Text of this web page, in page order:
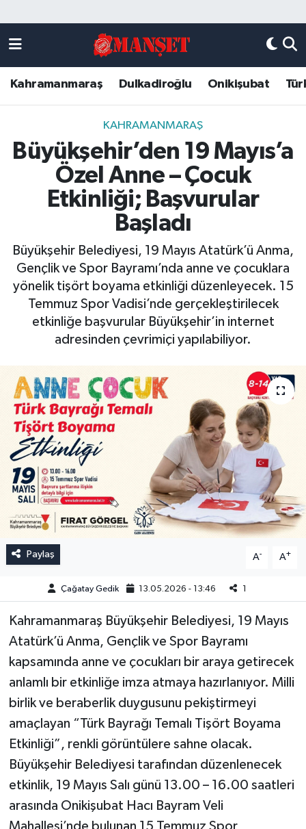
Kahramanmaraş Dulkadiroğlu Onikişubat
KAHRAMANMARAŞ
Büyükşehir’den 19 Mayıs’a
Özel Anne – Çocuk
Etkinliği; Başvurular
Başladı
Büyükşehir Belediyesi, 19 Mayıs Atatürk’ü Anma,
Gençlik ve Spor Bayramı’nda anne ve çocuklara
yönelik tişört boyama etkinliği düzenleyecek. 15
Temmuz Spor Vadisi’nde gerçekleştirilecek
etkinliğe başvurular Büyükşehir’in internet
adresinden çevrimiçi yapılabiliyor.
Paylaş A- A+
Çağatay Gedik 13.05.2026 - 13:46 1
Kahramanmaraş Büyükşehir Belediyesi, 19 Mayıs
Atatürk’ü Anma, Gençlik ve Spor Bayramı
kapsamında anne ve çocukları bir araya getirecek
anlamlı bir etkinliğe imza atmaya hazırlanıyor. Milli
birlik ve beraberlik duygusunu pekiştirmeyi
amaçlayan “Türk Bayrağı Temalı Tişört Boyama
Etkinliği”, renkli görüntülere sahne olacak.
Büyükşehir Belediyesi tarafından düzenlenecek
etkinlik, 19 Mayıs Salı günü 13.00 – 16.00 saatleri
arasında Onikişubat Hacı Bayram Veli
DULKADİROĞLU
KAHRAMANMARAŞ
ONİKİŞUBAT
ÖZEL HABER
Kahramanmaraş Nöbetçi Eczaneler
Kahramanmaraş Hava Durumu
Kahramanmaraş Trafik Yoğunluk Haritası
Süper Lig Puan Durumu ve Fikstür
Tüm Manşetler
Son Dakika Haberleri
Haber Arşivi